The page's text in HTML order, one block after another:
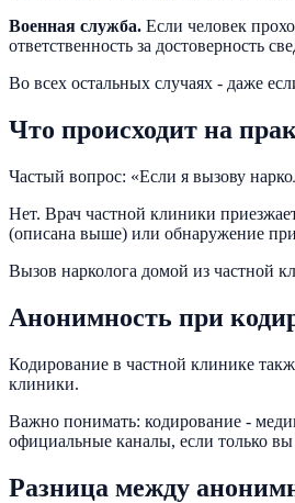
Военная служба. Если человек
ответственность за достоверность
Во всех остальных случаях - даже
Что происходит на
Частый вопрос: «Если я вызову
Нет. Врач частной клиники
(описана выше) или обнаружение
Вызов нарколога домой из частной
Анонимность при
Кодирование в частной клинике
клиники.
Важно понимать: кодирование -
официальные каналы, если только
Разница между